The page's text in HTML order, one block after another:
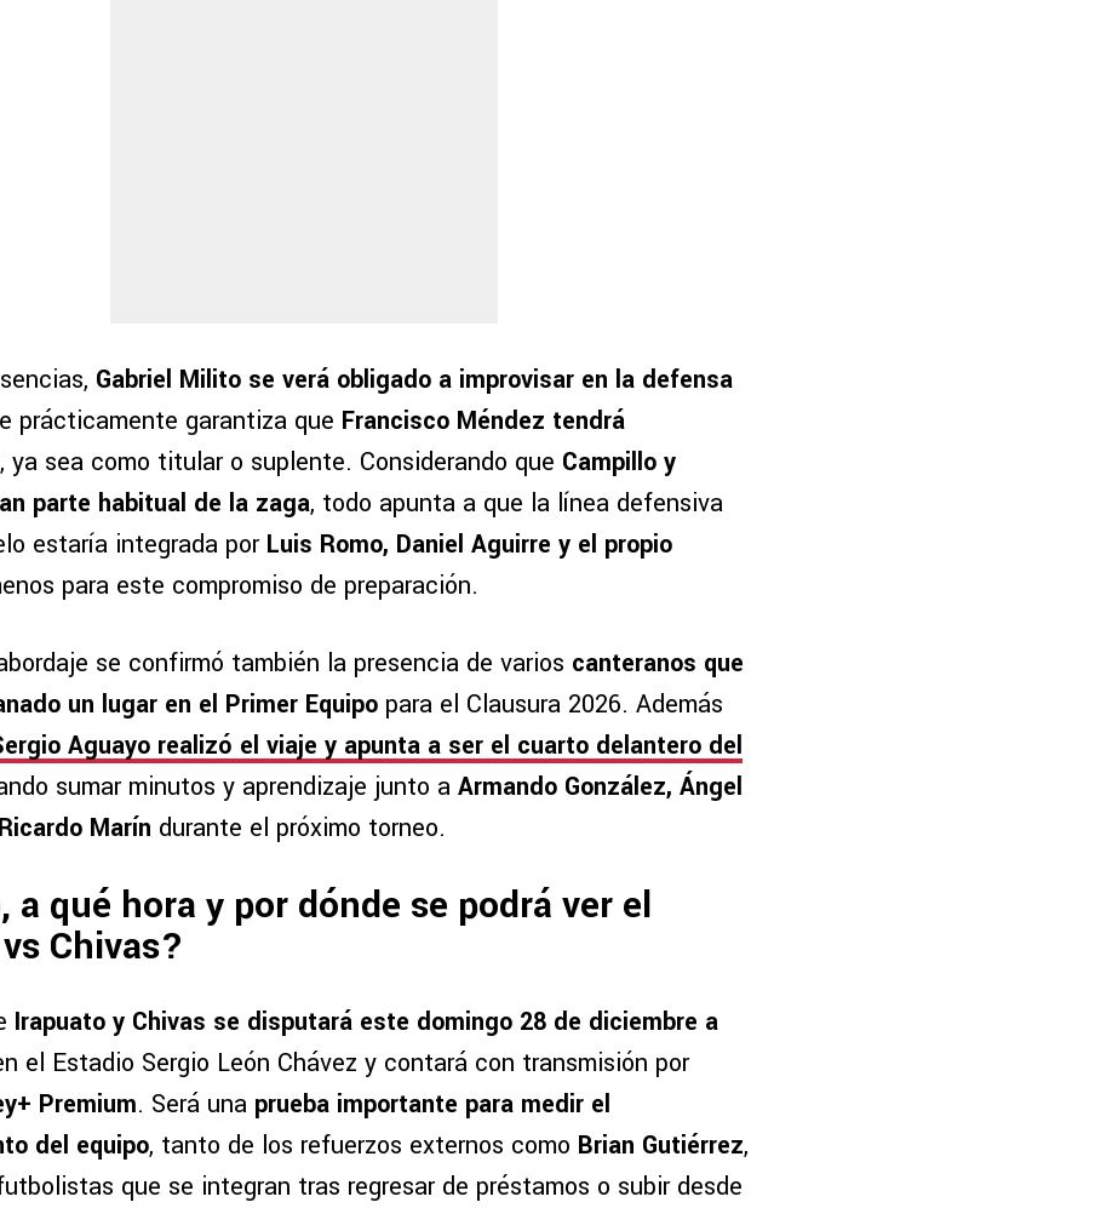
Gabriel Milito se verá obligado a improvisar en la defensa
prácticamente garantiza que Francisco Méndez tendrá
, ya sea como titular o suplente. Considerando que Campillo y
parte habitual de la zaga, todo apunta a que la línea defensiva
estaría integrada por Luis Romo, Daniel Aguirre y el propio
para este compromiso de preparación.
se confirmó también la presencia de varios canteranos que
un lugar en el Primer Equipo para el Clausura 2026. Además
Aguayo realizó el viaje y apunta a ser el cuarto delantero del
sumar minutos y aprendizaje junto a Armando González, Ángel
Marín durante el próximo torneo.
a qué hora y por dónde se podrá ver el
Chivas?
Irapuato y Chivas se disputará este domingo 28 de diciembre a
el Estadio Sergio León Chávez y contará con transmisión por
Premium. Será una prueba importante para medir el
del equipo, tanto de los refuerzos externos como Brian Gutiérrez,
que se integran tras regresar de préstamos o subir desde